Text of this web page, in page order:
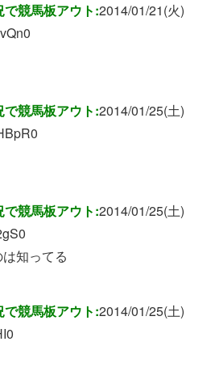
競馬板アウト:2014/01/21(火)
競馬板アウト:2014/01/25(土)
競馬板アウト:2014/01/25(土)
知ってる
競馬板アウト:2014/01/25(土)